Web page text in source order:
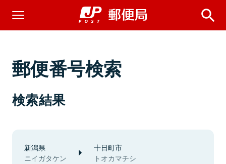
郵便番号検索
検索結果
新潟県
ニイガタケン
十日町市
トオカマチシ